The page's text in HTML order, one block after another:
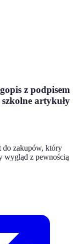
z podpisem
szkolne artykuły
do zakupów, który
wygląd z pewnością